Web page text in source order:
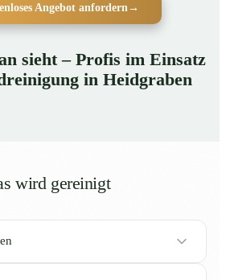
Angebot anfordern →
sieht – Profis im Einsatz
in Heidgraben
wird gereinigt